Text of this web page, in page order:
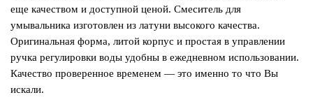
еще качеством и доступной ценой. Смеситель для
умывальника изготовлен из латуни высокого качества.
Оригинальная форма, литой корпус и простая в управлении
ручка регулировки воды удобны в ежедневном использовании.
Качество проверенное временем — это именно то что Вы
искали.